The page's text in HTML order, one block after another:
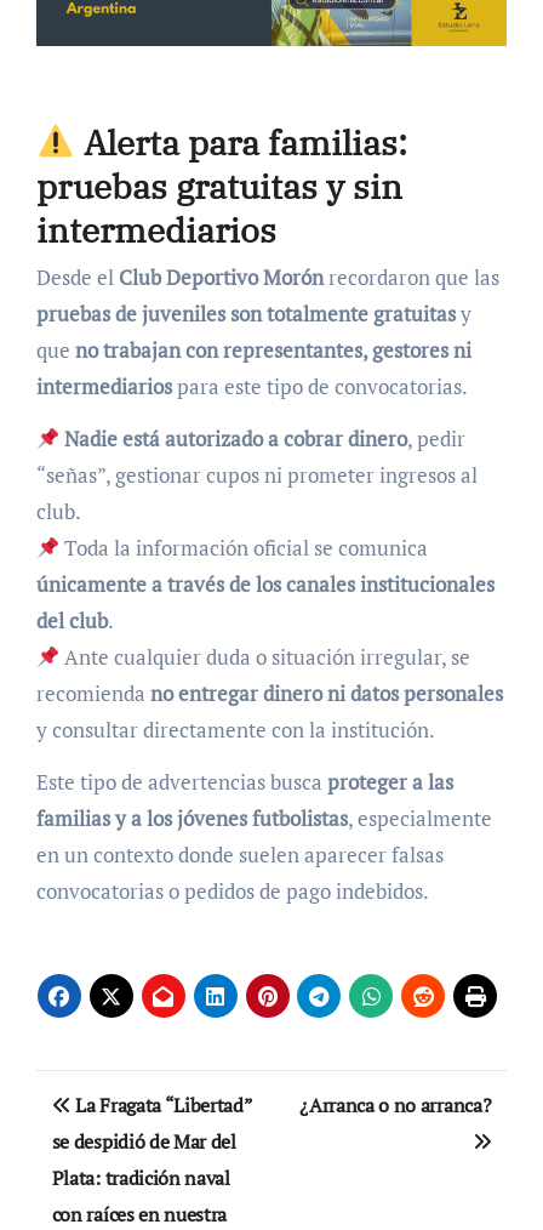
Alerta para familias:
pruebas gratuitas y sin
intermediarios
Desde el Club Deportivo Morónrecordaron que las
pruebas de juveniles son totalmente gratuitasy
que no trabajan con representantes, gestores ni
intermediariospara este tipo de convocatorias.
Nadie está autorizado a cobrar dinero, pedir
“señas”, gestionar cupos ni prometer ingresos al
club.
Toda la información oficial se comunica
únicamente a través de los canales institucionales
del club.
Ante cualquier duda o situación irregular, se
recomienda no entregar dinero ni datos personales
y consultar directamente con la institución.
Este tipo de advertencias busca proteger a las
familias y a los jóvenes futbolistas, especialmente
en un contexto donde suelen aparecer falsas
convocatorias o pedidos de pago indebidos.
Navegación
de
entradas
La Fragata “Libertad”
se despidió de Mar del
Plata: tradición naval
con raíces en nuestra
¿Arranca o no arranca?